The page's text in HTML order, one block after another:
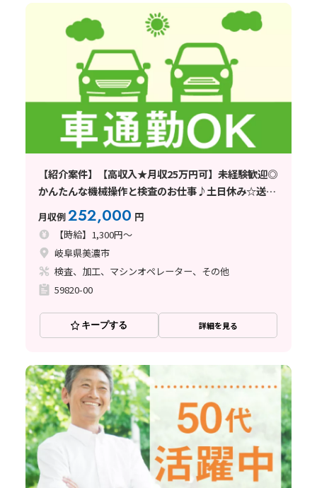
【紹介案件】【高収入★月収25万円可】未経験歓迎◎
かんたんな機械操作と検査のお仕事♪土日休み☆送迎
月収例252,000 円
【時給】1,300円～
岐阜県美濃市
検査、加工、マシンオペレーター、その他
59820-00
キープする 詳細を見る